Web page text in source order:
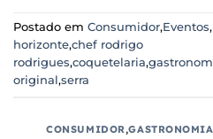
Postado em Consumidor,Eventos,
horizonte,chef rodrigo
rodrigues,coquetelaria,
original,serra
CONSUMIDOR,GASTRONOMIA